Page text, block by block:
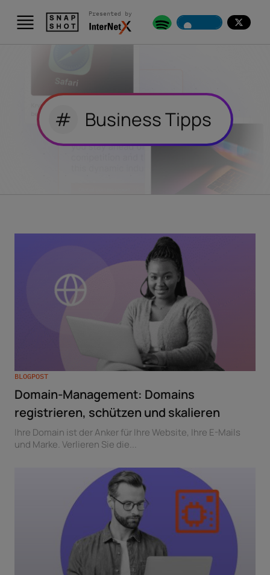
Presented by
# Business Tipps
BLOGPOST
Domain-Management: Domains
registrieren, schützen und skalieren
Ihre Domain ist der Anker für Ihre Website, Ihre E-Mails
und Marke. Verlieren Sie die...